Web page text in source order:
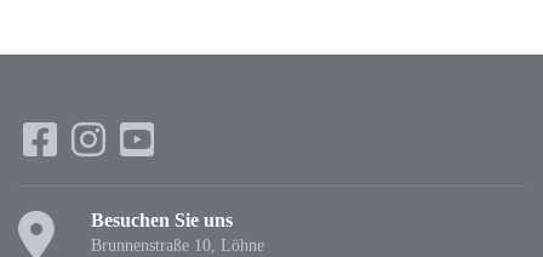
Besuchen Sie uns
Brunnenstraße 10, Löhne